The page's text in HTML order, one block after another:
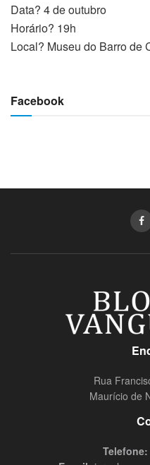
Data? 4 de outubro
Horário? 19h
Local? Museu do Barro de
Facebook
Rua
Maurício de
Telefone: